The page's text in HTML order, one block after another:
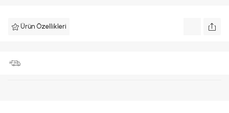
Ürün Özellikleri